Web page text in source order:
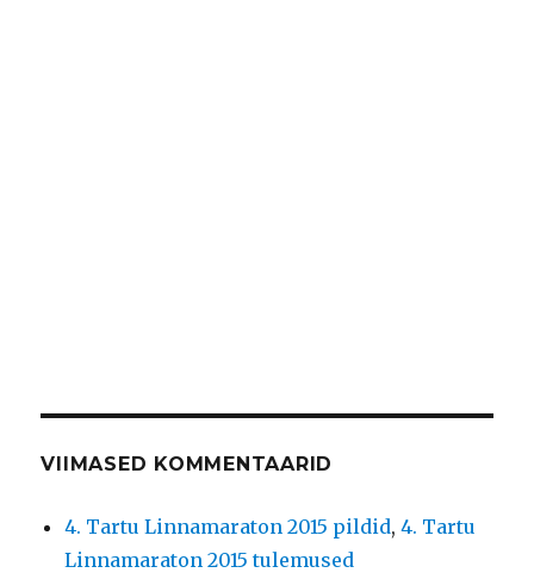
VIIMASED KOMMENTAARID
4. Tartu Linnamaraton 2015 pildid,4. Tartu
Linnamaraton 2015 tulemused